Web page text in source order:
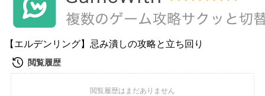
【エルデンリング】忌み潰しの攻略と立ち回り